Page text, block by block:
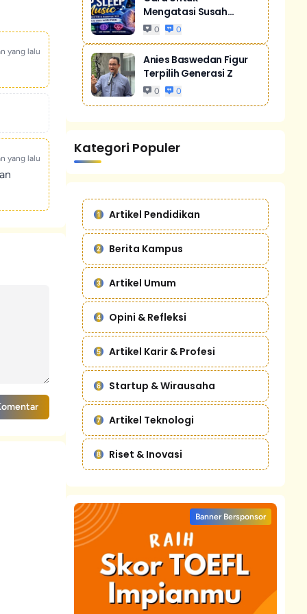
yang lalu
yang lalu
Mengatasi Susah
Tidur Akibat Stres
0 0
Anies Baswedan Figur
Terpilih Generasi Z
0 0
Kategori Populer
Artikel Pendidikan
Berita Kampus
Artikel Umum
Opini & Refleksi
Artikel Karir & Profesi
Startup & Wirausaha
Artikel Teknologi
Riset & Inovasi
Banner Bersponsor